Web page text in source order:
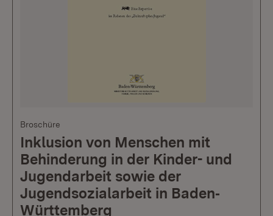
Broschüre
Inklusion von Menschen mit
Behinderung in der Kinder- und
Jugendarbeit sowie der
Jugendsozialarbeit in Baden‐
Württemberg